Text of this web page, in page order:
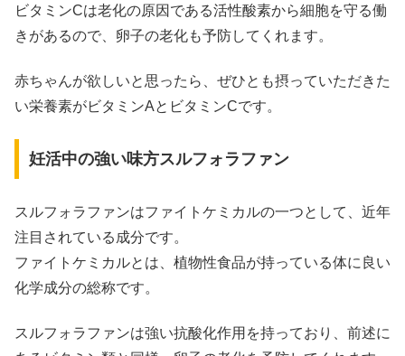
ビタミンCは老化の原因である活性酸素から細胞を守る働
きがあるので、卵子の老化も予防してくれます。
赤ちゃんが欲しいと思ったら、ぜひとも摂っていただきた
い栄養素がビタミンAとビタミンCです。
妊活中の強い味方スルフォラファン
スルフォラファンはファイトケミカルの一つとして、近年
注目されている成分です。
ファイトケミカルとは、植物性食品が持っている体に良い
化学成分の総称です。
スルフォラファンは強い抗酸化作用を持っており、前述に